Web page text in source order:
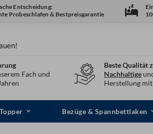
Entscheidung:
Probeschlafen & Bestpreisgarantie
Fach und
Beste Qualität
Nachhaltige
Herstellung mit
Topper Bezüge & Spannbettlaken